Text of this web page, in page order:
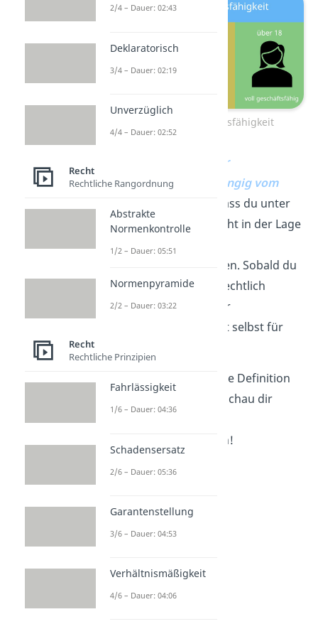
3 Stufen der Geschäftsfähigkeit
Weshalb ist der Grad der
Geschäftsfähigkeit abhängig vom
Das liegt daran, dass du unter
18 Jahren selbst noch nicht in der Lage
bist, immer die richtigen
Entscheidungen zu treffen. Sobald du
volljährig bist, giltst du rechtlich
gesehen als vollständiger
Erwachsener und haftest selbst für
deine Tätigkeiten!
Klasse! Jetzt kennst du die Definition
der Geschäftsfähigkeit. S chau dir
gleich die
es an!
2/4 – Dauer: 02:43
Deklaratorisch
3/4 – Dauer: 02:19
Unverzüglich
4/4 – Dauer: 02:52
Recht
Rechtliche Rangordnung
Abstrakte
Normenkontrolle
1/2 – Dauer: 05:51
Normenpyramide
2/2 – Dauer: 03:22
Recht
Rechtliche Prinzipien
Fahrlässigkeit
1/6 – Dauer: 04:36
Schadensersatz
2/6 – Dauer: 05:36
Garantenstellung
3/6 – Dauer: 04:53
Verhältnismäßigkeit
4/6 – Dauer: 04:06